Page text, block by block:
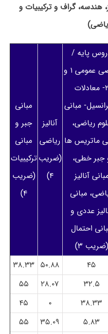
هندسه، گراف و ترکیبیات و
پایه /
ریاضی عمومی ۱ و
۲- معادلات
مبانی
ریاضی،
ماتریس ها
جبر خطی،
آنالیز
مبانی
عددی و
احتمال
(ضریب ۳)
آنالیز
ریاضی
(ضریب
۴)
مبانی
جبر و
مبانی
ترکیبیات
(ضریب
۴)
۴۵ ۵۰.۸۸ ۳۸.۳۳
۳۲.۵ ۲۸.۰۷
۵۵
۳۸.۳۳ ۰
۴۵
۵.۸۳ ۳۵.۰۹
۵۵